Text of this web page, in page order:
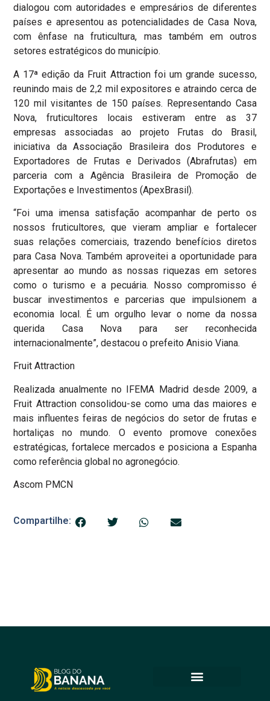
dialogou com autoridades e empresários de diferentes
países e apresentou as potencialidades de Casa Nova,
com ênfase na fruticultura, mas também em outros
setores estratégicos do município.
A 17ª edição da Fruit Attraction foi um grande sucesso,
reunindo mais de 2,2 mil expositores e atraindo cerca de
120 mil visitantes de 150 países. Representando Casa
Nova, fruticultores locais estiveram entre as 37
empresas associadas ao projeto Frutas do Brasil,
iniciativa da Associação Brasileira dos Produtores e
Exportadores de Frutas e Derivados (Abrafrutas) em
parceria com a Agência Brasileira de Promoção de
Exportações e Investimentos (ApexBrasil).
“Foi uma imensa satisfação acompanhar de perto os
nossos fruticultores, que vieram ampliar e fortalecer
suas relações comerciais, trazendo benefícios diretos
para Casa Nova. Também aproveitei a oportunidade para
apresentar ao mundo as nossas riquezas em setores
como o turismo e a pecuária. Nosso compromisso é
buscar investimentos e parcerias que impulsionem a
economia local. É um orgulho levar o nome da nossa
querida Casa Nova para ser reconhecida
internacionalmente”, destacou o prefeito Anisio Viana.
Fruit Attraction
Realizada anualmente no IFEMA Madrid desde 2009, a
Fruit Attraction consolidou-se como uma das maiores e
mais influentes feiras de negócios do setor de frutas e
hortaliças no mundo. O evento promove conexões
estratégicas, fortalece mercados e posiciona a Espanha
como referência global no agronegócio.
Ascom PMCN
Compartilhe: